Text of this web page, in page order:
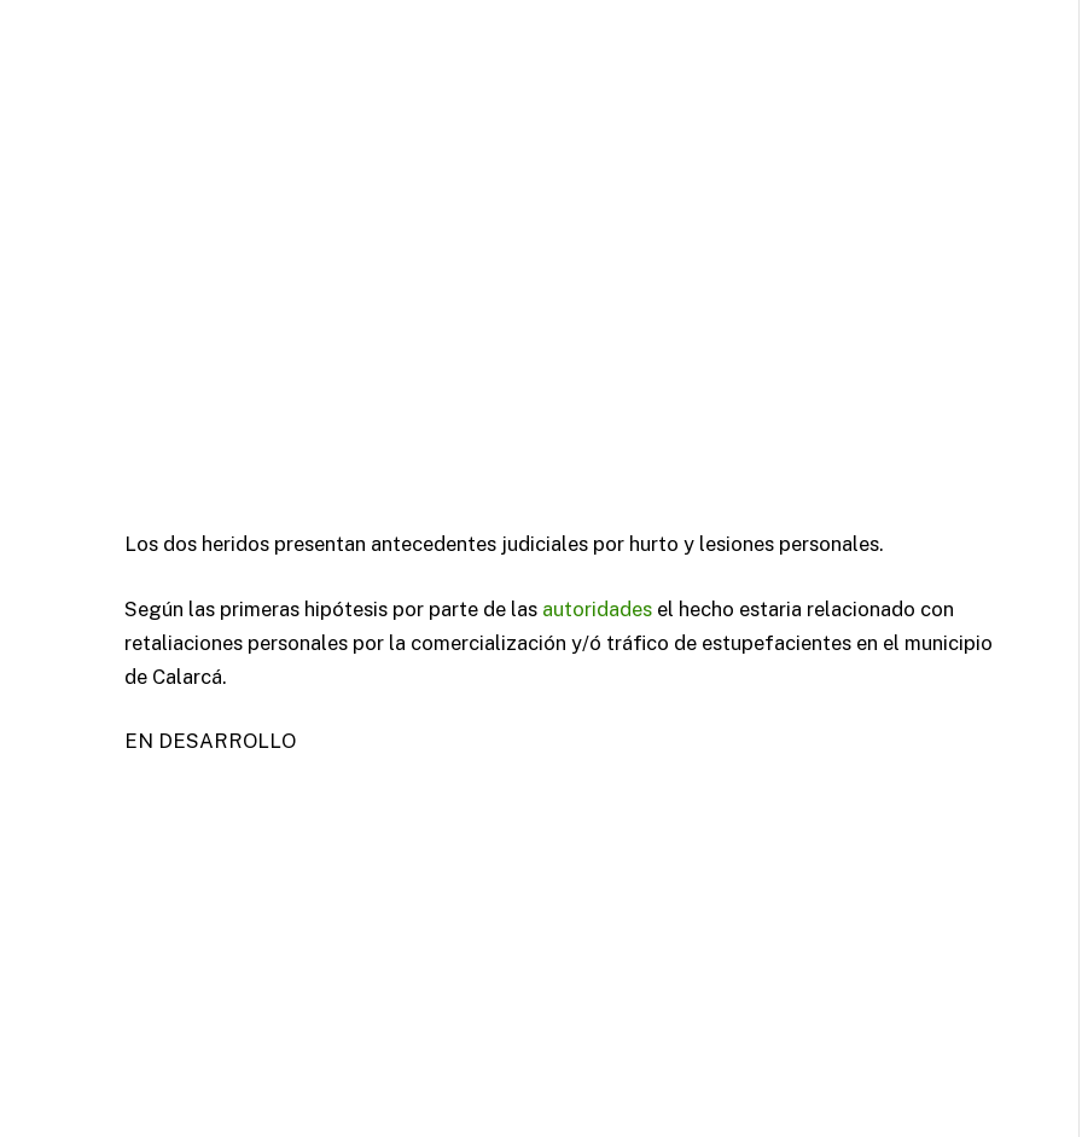
Los dos heridos presentan antecedentes judiciales por hurto y lesiones personales.
Según las primeras hipótesis por parte de las autoridades el hecho estaria relacionado con
retaliaciones personales por la comercialización y/ó tráfico de estupefacientes en el municipio
de Calarcá.
EN DESARROLLO